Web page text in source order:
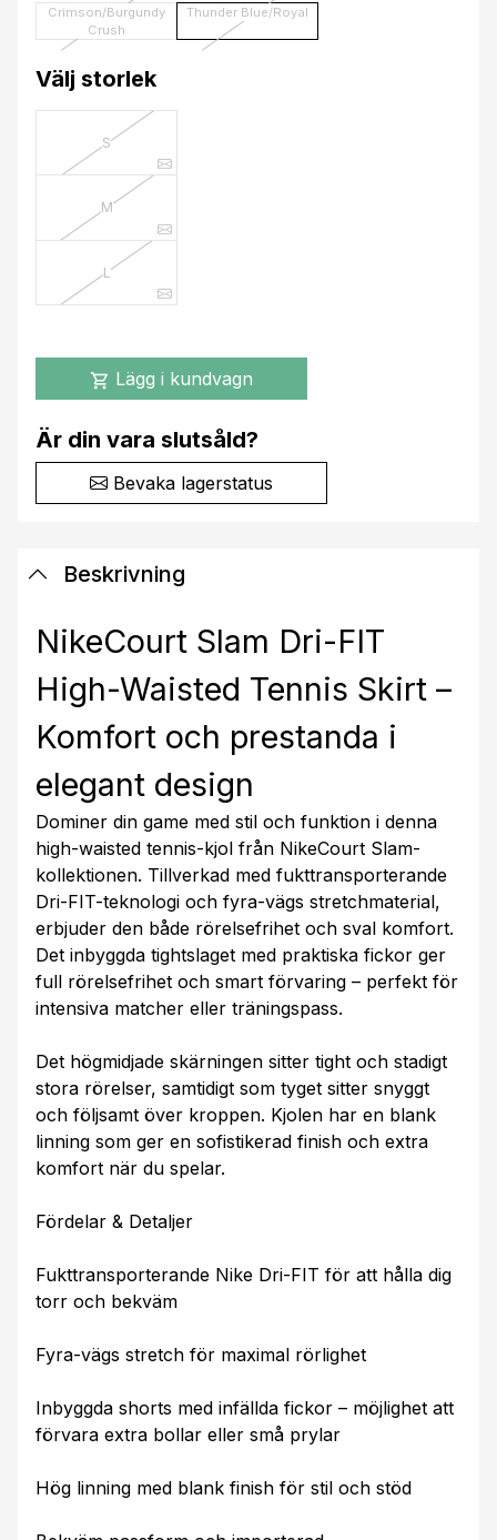
Crimson/Burgundy
Crush
Thunder Blue/Royal
Välj storlek
S
M
L
shopping_cart Lägg i kundvagn
Är din vara slutsåld?
Bevaka lagerstatus
Beskrivning
NikeCourt Slam Dri-FIT
High-Waisted Tennis Skirt –
Komfort och prestanda i
elegant design
Dominer din game med stil och funktion i denna
high-waisted tennis-kjol från NikeCourt Slam-
kollektionen. Tillverkad med fukttransporterande
Dri-FIT-teknologi och fyra-vägs stretchmaterial,
erbjuder den både rörelsefrihet och sval komfort.
Det inbyggda tightslaget med praktiska fickor ger
full rörelsefrihet och smart förvaring – perfekt för
intensiva matcher eller träningspass.
Det högmidjade skärningen sitter tight och stadigt
stora rörelser, samtidigt som tyget sitter snyggt
och följsamt över kroppen. Kjolen har en blank
linning som ger en sofistikerad finish och extra
komfort när du spelar.
Fördelar & Detaljer
Fukttransporterande Nike Dri-FIT för att hålla dig
torr och bekväm
Fyra-vägs stretch för maximal rörlighet
Inbyggda shorts med infällda fickor – möjlighet att
förvara extra bollar eller små prylar
Hög linning med blank finish för stil och stöd